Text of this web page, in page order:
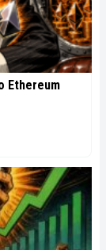
Ethereum